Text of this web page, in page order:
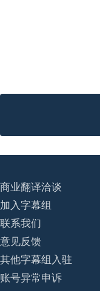
商业翻译洽谈
加入字幕组
联系我们
意见反馈
其他字幕组入驻
账号异常申诉